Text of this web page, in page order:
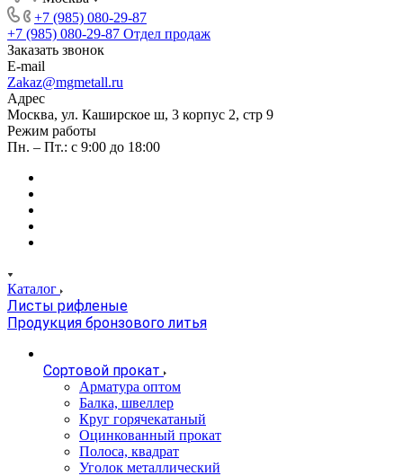
+7 (985) 080-29-87
+7 (985) 080-29-87 Отдел продаж
Заказать звонок
E-mail
Zakaz@mgmetall.ru
Адрес
Москва, ул. Каширское ш, 3 корпус 2, стр 9
Режим работы
Пн. – Пт.: с 9:00 до 18:00
Каталог
Листы рифленые
Продукция бронзового литья
Сортовой прокат
Арматура оптом
Балка, швеллер
Круг горячекатаный
Оцинкованный прокат
Полоса, квадрат
Уголок металлический